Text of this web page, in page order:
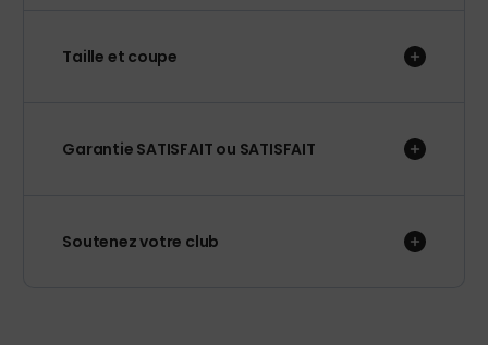
Taille et coupe
Garantie SATISFAIT ou SATISFAIT
Soutenez votre club